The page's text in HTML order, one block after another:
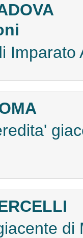
Imparato
di